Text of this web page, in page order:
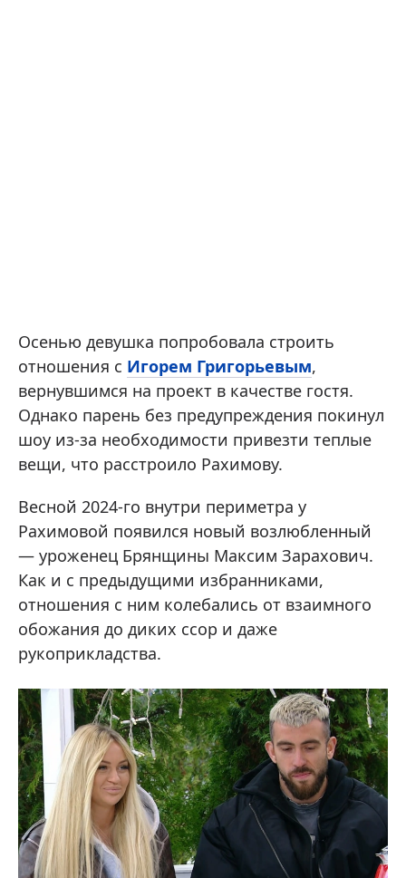
Осенью девушка попробовала строить
отношения с Игорем Григорьевым,
вернувшимся на проект в качестве гостя.
Однако парень без предупреждения покинул
шоу из-за необходимости привезти теплые
вещи, что расстроило Рахимову.
Весной 2024-го внутри периметра у
Рахимовой появился новый возлюбленный
— уроженец Брянщины Максим Зарахович.
Как и с предыдущими избранниками,
отношения с ним колебались от взаимного
обожания до диких ссор и даже
рукоприкладства.